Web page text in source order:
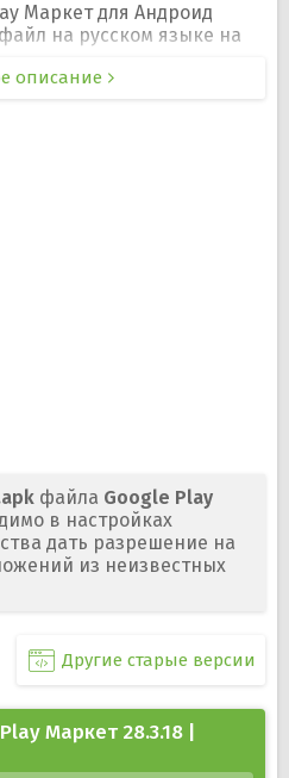
Маркет для Андроид
на русском языке на
описание
файла Google Play
в настройках
дать разрешение на
из неизвестных
Другие старые версии
Маркет 28.3.18 |